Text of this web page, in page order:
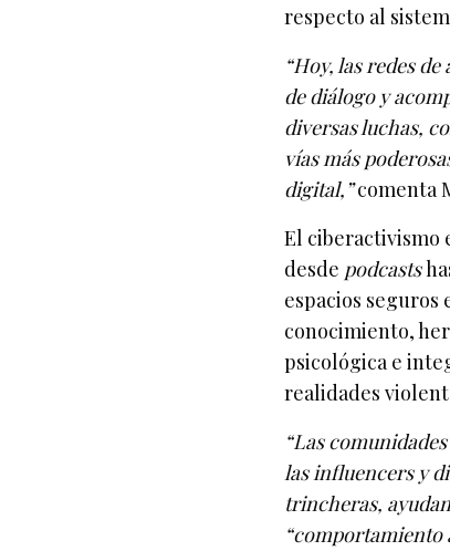
respecto al
“Hoy, las redes
de diálogo y
diversas luchas,
vías más
digital,”comenta
El ciberactivismo
desde podcasts
espacios
conocimiento,
psicológica e
realidades
“Las
las influencers y
trincheras,
“comportamiento